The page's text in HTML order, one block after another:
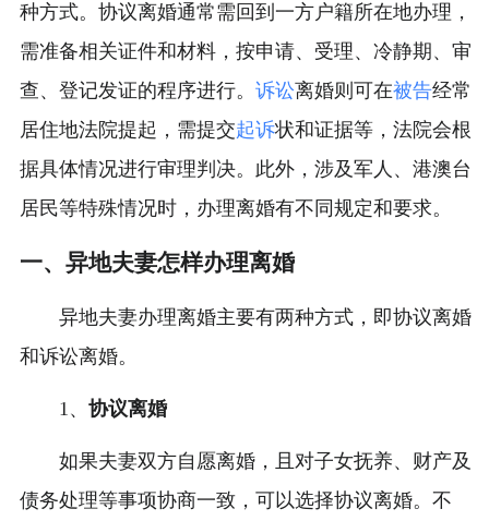
种方式。协议离婚通常需回到一方户籍所在地办理，
需准备相关证件和材料，按申请、受理、冷静期、审
查、登记发证的程序进行。 诉讼离婚则可在被告经常
居住地法院提起，需提交起诉状和证据等，法院会根
据具体情况进行审理判决。此外，涉及军人、港澳台
居民等特殊情况时，办理离婚有不同规定和要求。
一、异地夫妻怎样办理离婚
异地夫妻办理离婚主要有两种方式，即协议离婚
和诉讼离婚。
1、 协议离婚
如果夫妻双方自愿离婚，且对子女抚养、财产及
债务处理等事项协商一致，可以选择协议离婚。不